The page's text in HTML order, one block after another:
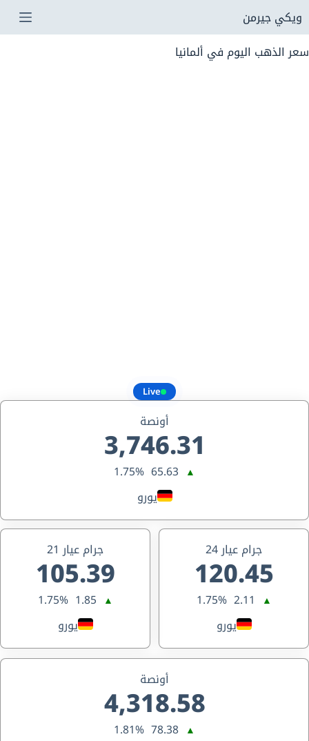
التجاوز
إلى
المحتوى
ويكي جيرمن
سعر الذهب اليوم في ألمانيا
Live
أونصة
3,746.31
▲
65.63
1.75%
يورو
جرام عيار 24
120.45
▲
2.11
1.75%
يورو
جرام عيار 21
105.39
▲
1.85
1.75%
يورو
أونصة
4,318.58
▲
78.38
1.81%